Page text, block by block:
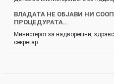
ВЛАДАТА НЕ ОБЈАВИ НИ
ПРОЦЕДУРАТА…
Министерот за надворешни,
секретар…